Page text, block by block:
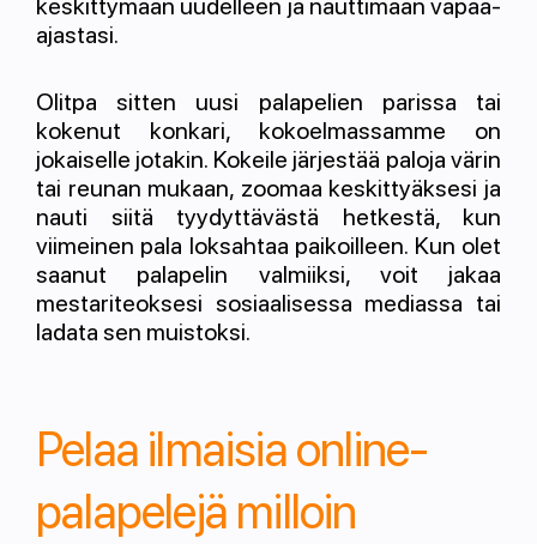
keskittymään uudelleen ja nauttimaan vapaa-
ajastasi.
Olitpa sitten uusi palapelien parissa tai
kokenut konkari, kokoelmassamme on
jokaiselle jotakin. Kokeile järjestää paloja värin
tai reunan mukaan, zoomaa keskittyäksesi ja
nauti siitä tyydyttävästä hetkestä, kun
viimeinen pala loksahtaa paikoilleen. Kun olet
saanut palapelin valmiiksi, voit jakaa
mestariteoksesi sosiaalisessa mediassa tai
ladata sen muistoksi.
Pelaa ilmaisia online-
palapelejä milloin